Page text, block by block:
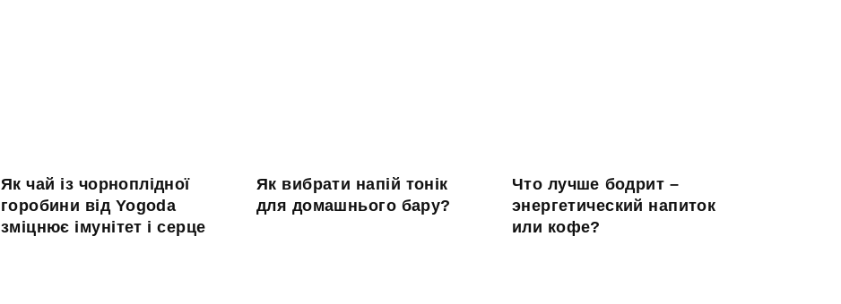
Як чай із чорноплідної
горобини від Yogoda
зміцнює імунітет і серце
Як вибрати напій тонік
для домашнього бару?
Что лучше бодрит –
энергетический напиток
или кофе?